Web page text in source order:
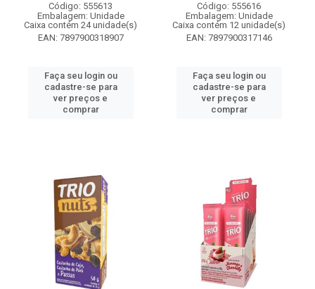
Código: 555613
Embalagem: Unidade
Caixa contém 24 unidade(s)
EAN: 7897900318907
Faça seu login ou
cadastre-se para
ver preços e
comprar
Código: 555616
Embalagem: Unidade
Caixa contém 12 unidade(s)
EAN: 7897900317146
Faça seu login ou
cadastre-se para
ver preços e
comprar